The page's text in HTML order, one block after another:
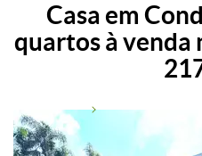
Casa em
quartos à venda